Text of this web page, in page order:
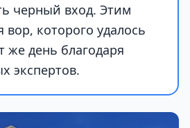
черный вход. Этим
вор, которого удалось
же день благодаря
экспертов.